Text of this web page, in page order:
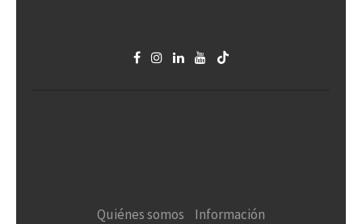
Quiénes somos Información